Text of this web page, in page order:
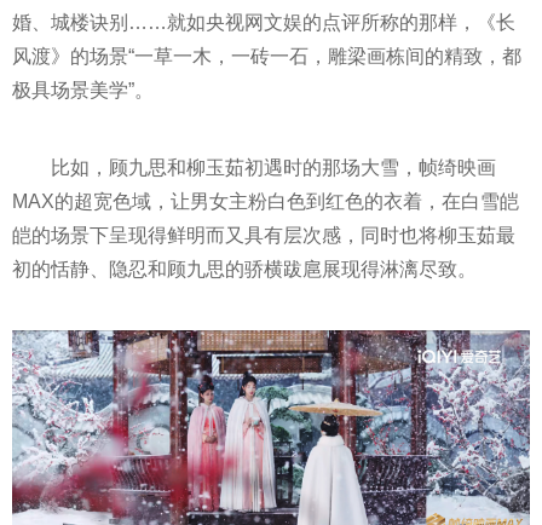
婚、城楼诀别……就如央视网文娱的点评所称的那样，《长
风渡》的场景“一草一木，一砖一石，雕梁画栋间的精致，都
极具场景美学”。
比如，顾九思和柳玉茹初遇时的那场大雪，帧绮映画
MAX的超宽色域，让男女主粉白色到红色的衣着，在白雪皑
皑的场景下呈现得鲜明而又具有层次感，同时也将柳玉茹最
初的恬静、隐忍和顾九思的骄横跋扈展现得淋漓尽致。